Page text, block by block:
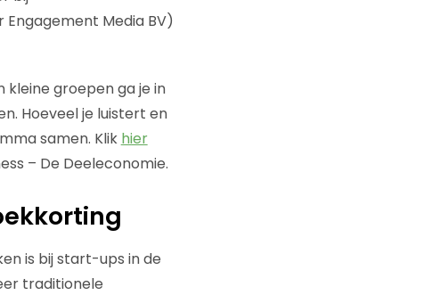
Media BV)
kleine groepen ga je in
Hoeveel je luistert en
samen. Klik hier
– De Deeleconomie.
is bij start-ups in de
traditionele